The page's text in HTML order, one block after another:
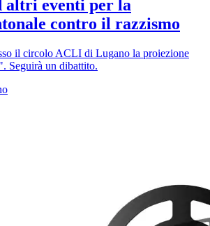
altri eventi per la
contro il razzismo
il circolo ACLI di Lugano la proiezione
Seguirà un dibattito.